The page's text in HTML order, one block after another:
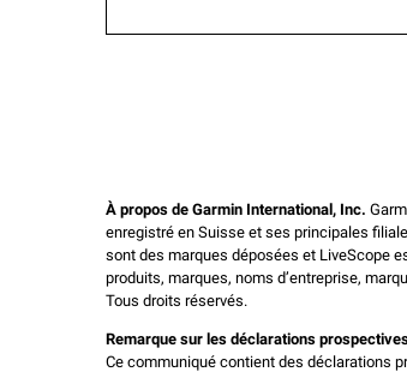
À propos de Garmin International, Inc.
enregistré en Suisse et ses principales
sont des marques déposées et LiveScope
produits, marques, noms d’entreprise,
Tous droits réservés.
Remarque sur les déclarations
Ce communiqué contient des déclarations